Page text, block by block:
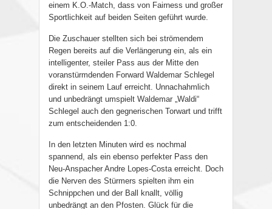
einem K.O.-Match, dass von Fairness und großer
Sportlichkeit auf beiden Seiten geführt wurde.
Die Zuschauer stellten sich bei strömendem
Regen bereits auf die Verlängerung ein, als ein
intelligenter, steiler Pass aus der Mitte den
voranstürmdenden Forward Waldemar Schlegel
direkt in seinem Lauf erreicht. Unnachahmlich
und unbedrängt umspielt Waldemar „Waldi“
Schlegel auch den gegnerischen Torwart und trifft
zum entscheidenden 1:0.
In den letzten Minuten wird es nochmal
spannend, als ein ebenso perfekter Pass den
Neu-Anspacher Andre Lopes-Costa erreicht. Doch
die Nerven des Stürmers spielten ihm ein
Schnippchen und der Ball knallt, völlig
unbedrängt an den Pfosten. Glück für die